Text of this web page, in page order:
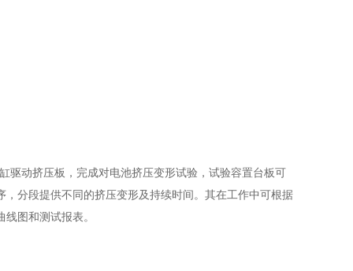
驱动挤压板，完成对电池挤压变形试验，试验容置台板可
分段提供不同的挤压变形及持续时间。其在工作中可根据
图和测试报表。